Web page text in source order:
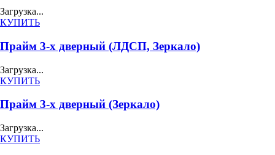
Загрузка...
КУПИТЬ
Прайм 3-х дверный (ЛДСП, Зеркало)
Загрузка...
КУПИТЬ
Прайм 3-х дверный (Зеркало)
Загрузка...
КУПИТЬ